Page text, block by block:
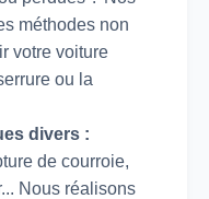
méthodes non
votre voiture
ou la
divers :
de courroie,
Nous réalisons